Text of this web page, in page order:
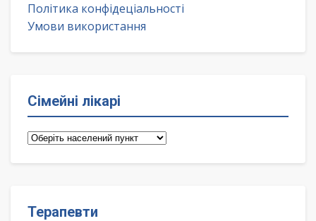
Політика конфідеціальності
Умови використання
Сімейні лікарі
Сімейні
Терапевти